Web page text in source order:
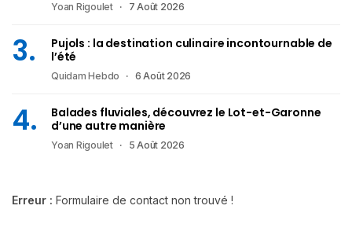
Yoan Rigoulet 7 Août 2026
Pujols : la destination culinaire incontournable de
l’été
Quidam Hebdo 6 Août 2026
Balades fluviales, découvrez le Lot-et-Garonne
d’une autre manière
Yoan Rigoulet 5 Août 2026
Erreur : Formulaire de contact non trouvé !